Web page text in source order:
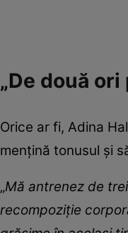
„De două
Orice ar fi, Adina
mențină tonusul și
„Mă antrenez de
recompoziție